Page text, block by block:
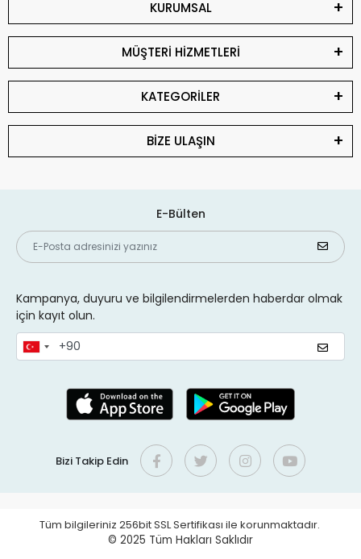
KURUMSAL
MÜŞTERİ HİZMETLERİ
KATEGORİLER
BİZE ULAŞIN
E-Bülten
Kampanya, duyuru ve bilgilendirmelerden haberdar olmak
için kayıt olun.
Bizi Takip Edin
Tüm bilgileriniz 256bit SSL Sertifikası ile korunmaktadır.
© 2025 Tüm Hakları Saklıdır